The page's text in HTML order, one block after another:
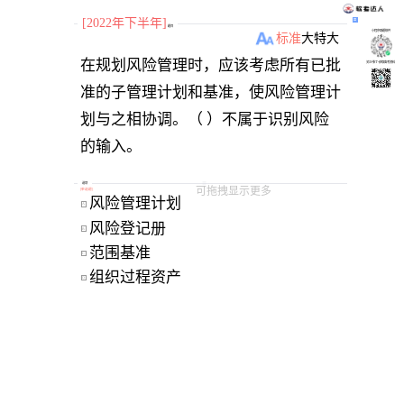
[2022年下半年] 题目
标准大特大
在规划风险管理时，应该考虑所有已批
准的子管理计划和基准，使风险管理计
划与之相协调。（ ）不属于识别风险
的输入。
可拖拽显示更多
选项
单选题
A 风险管理计划
B 风险登记册
C 范围基准
D 组织过程资产
小程序刷题软件
关注“柴丁”获取备考资料